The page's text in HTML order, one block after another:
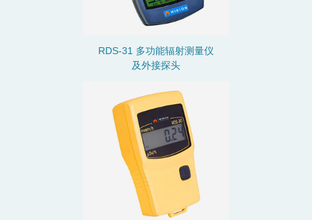
RDS-31 多功能辐射测量仪
及外接探头